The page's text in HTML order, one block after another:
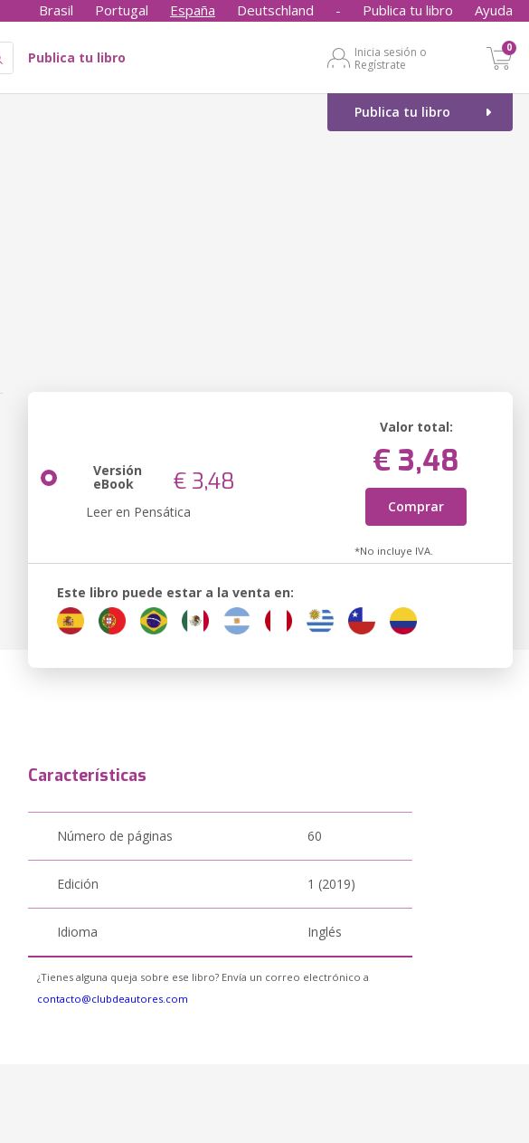
Brasil Portugal España Deutschland - Publica tu libro Ayuda
Publica tu libro
Inicia sesión o
Regístrate
0
Publica tu libro
Versión
eBook € 3,48
Leer en Pensática
Valor total:
€ 3,48
Comprar
*No incluye IVA.
Este libro puede estar a la venta en:
Características
Número de páginas 60
Edición 1 (2019)
Idioma Inglés
¿Tienes alguna queja sobre ese libro? Envía un correo electrónico a
contacto@clubdeautores.com